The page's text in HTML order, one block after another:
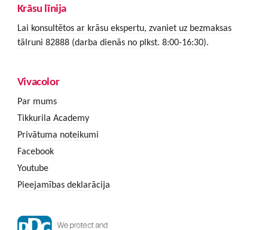
Krāsu līnija
Lai konsultētos ar krāsu ekspertu, zvaniet uz bezmaksas
tālruni 82888 (darba dienās no plkst. 8:00-16:30).
Vivacolor
Par mums
Tikkurila Academy
Privātuma noteikumi
Facebook
Youtube
Pieejamības deklarācija